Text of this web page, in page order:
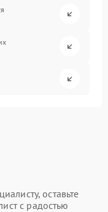
оставьте
с радостью